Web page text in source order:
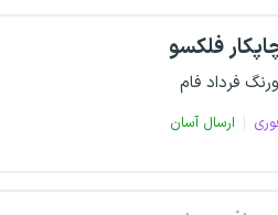
فلکسو
فرداد فام
ارسال آسان